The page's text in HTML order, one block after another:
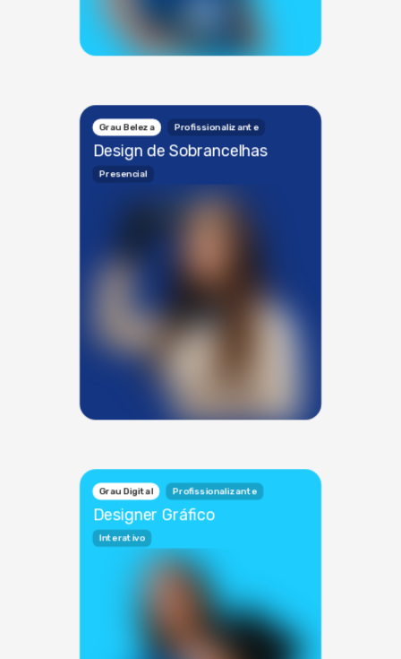
Grau Beleza Profissionalizante
Design de Sobrancelhas
Presencial
Grau Digital Profissionalizante
Designer Gráfico
Interativo